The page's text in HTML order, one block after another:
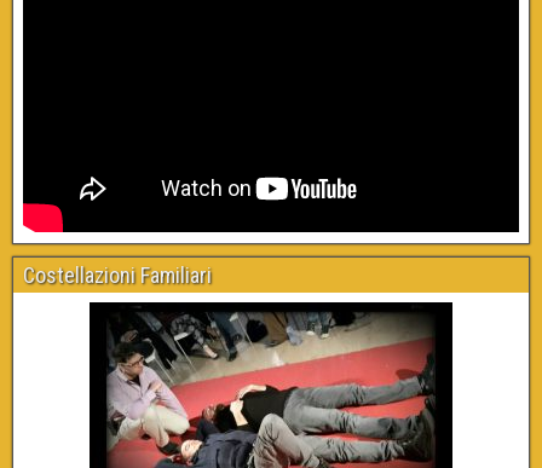
Costellazioni Familiari